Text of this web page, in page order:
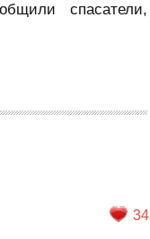
спасатели,
34